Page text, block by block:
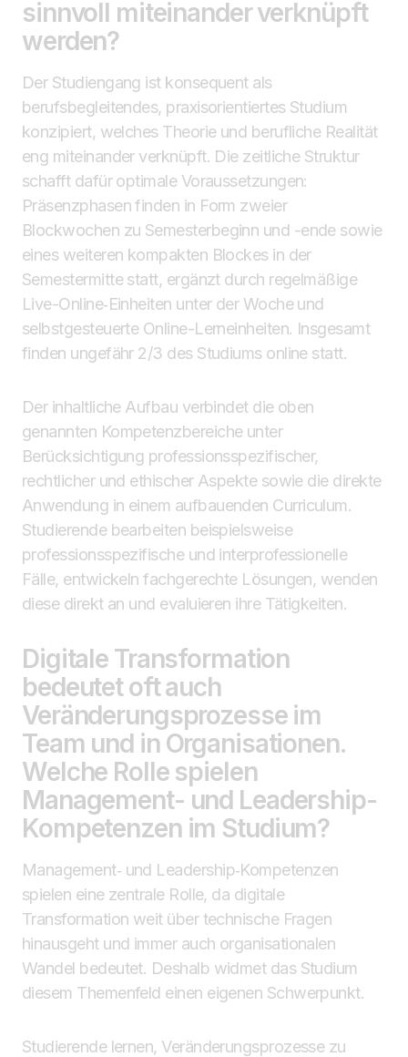
sinnvoll miteinander verknüpft
werden?
Der Studiengang ist konsequent als
berufsbegleitendes, praxisorientiertes Studium
konzipiert, welches Theorie und berufliche Realität
eng miteinander verknüpft. Die zeitliche Struktur
schafft dafür optimale Voraussetzungen:
Präsenzphasen finden in Form zweier
Blockwochen zu Semesterbeginn und -ende sowie
eines weiteren kompakten Blockes in der
Semestermitte statt, ergänzt durch regelmäßige
Live-Online‑Einheiten unter der Woche und
selbstgesteuerte Online-Lerneinheiten. Insgesamt
finden ungefähr 2/3 des Studiums online statt.
Der inhaltliche Aufbau verbindet die oben
genannten Kompetenzbereiche unter
Berücksichtigung professionsspezifischer,
rechtlicher und ethischer Aspekte sowie die direkte
Anwendung in einem aufbauenden Curriculum.
Studierende bearbeiten beispielsweise
professionsspezifische und interprofessionelle
Fälle, entwickeln fachgerechte Lösungen, wenden
diese direkt an und evaluieren ihre Tätigkeiten.
Digitale Transformation
bedeutet oft auch
Veränderungsprozesse im
Team und in Organisationen.
Welche Rolle spielen
Management- und Leadership-
Kompetenzen im Studium?
Management‑ und Leadership‑Kompetenzen
spielen eine zentrale Rolle, da digitale
Transformation weit über technische Fragen
hinausgeht und immer auch organisationalen
Wandel bedeutet. Deshalb widmet das Studium
diesem Themenfeld einen eigenen Schwerpunkt.
Studierende lernen, Veränderungsprozesse zu